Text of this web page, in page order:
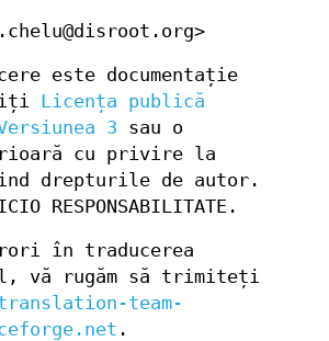
este documentație
Licența publică
3 sau o
cu privire la
drepturile de autor.
RESPONSABILITATE.
în traducerea
vă rugăm să trimiteți
team-
.